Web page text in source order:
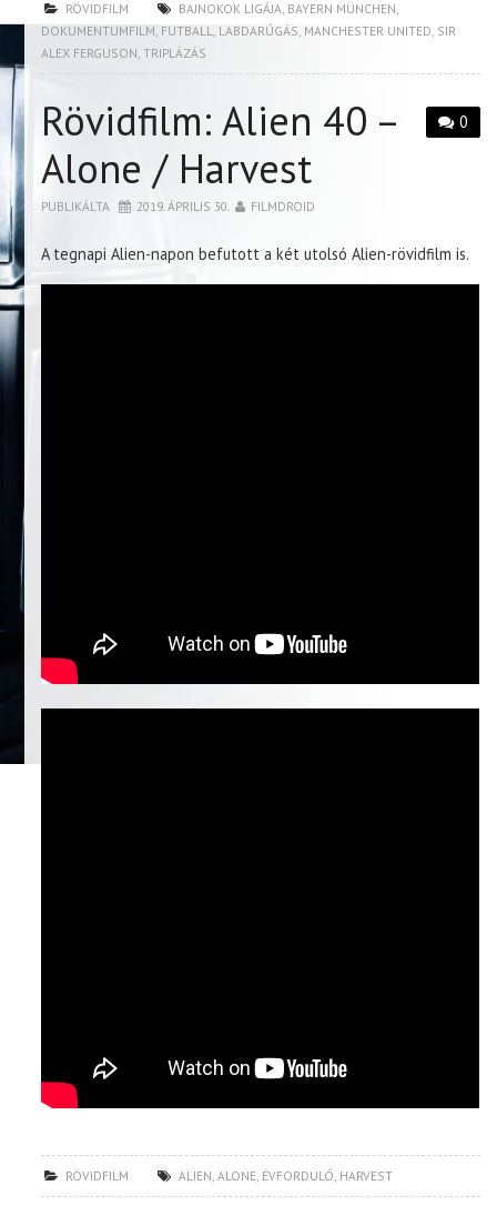
RÖVIDFILM BAJNOKOK LIGÁJA, BAYERN MÜNCHEN,
DOKUMENTUMFILM, FUTBALL, LABDARÚGÁS, MANCHESTER UNITED, SIR
ALEX FERGUSON,TRIPLÁZÁS
0
Rövidfilm: Alien 40 –
Alone / Harvest
PUBLIKÁLTA 2019. ÁPRILIS 30. FILMDROID
A tegnapi Alien-napon befutott a két utolsó Alien-rövidfilm is.
RÖVIDFILM ALIEN,ALONE, ÉVFORDULÓ, HARVEST